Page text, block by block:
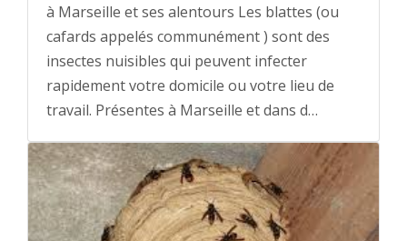
à Marseille et ses alentours Les blattes (ou
cafards appelés communément ) sont des
insectes nuisibles qui peuvent infecter
rapidement votre domicile ou votre lieu de
travail. Présentes à Marseille et dans d…